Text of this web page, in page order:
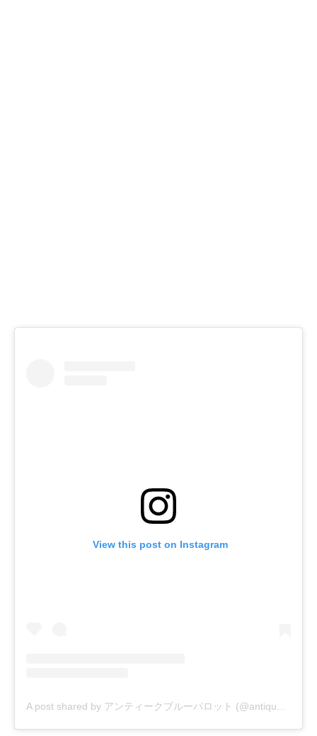
View this post on Instagram
A post shared by アンティークブルーパロット (@antique_blueparrot)